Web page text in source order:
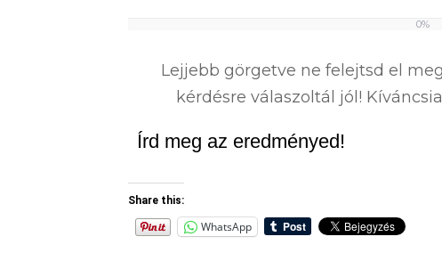
0%
Lejjebb görgetve ne felejtsd el
kérdésre válaszoltál jól!
Írd meg az eredményed!
Share this:
WhatsApp